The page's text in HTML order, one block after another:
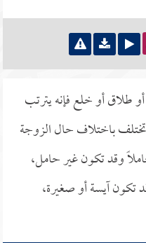
طلاق أو خلع فإنه يترتب
باختلاف حال الزوجة
وقد تكون غير حامل،
آيسة أو صغيرة،